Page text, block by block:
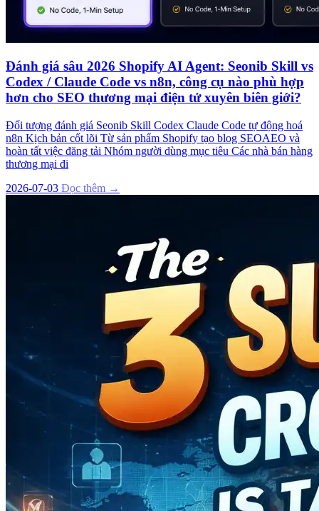
Đánh giá sâu 2026 Shopify AI Agent: Seonib Skill vs
Codex / Claude Code vs n8n, công cụ nào phù hợp
hơn cho SEO thương mại điện tử xuyên biên giới?
Đối tượng đánh giá Seonib Skill Codex Claude Code tự động hoá
n8n Kịch bản cốt lõi Từ sản phẩm Shopify tạo blog SEOAEO và
hoàn tất việc đăng tải Nhóm người dùng mục tiêu Các nhà bán hàng
thương mại đi
2026-07-03 Đọc thêm →